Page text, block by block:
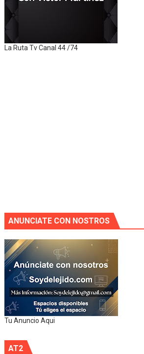
La Ruta Tv Canal 44 /74
ANUNCIATE CON NOSTROS
Tu Anuncio Aqui
AT2